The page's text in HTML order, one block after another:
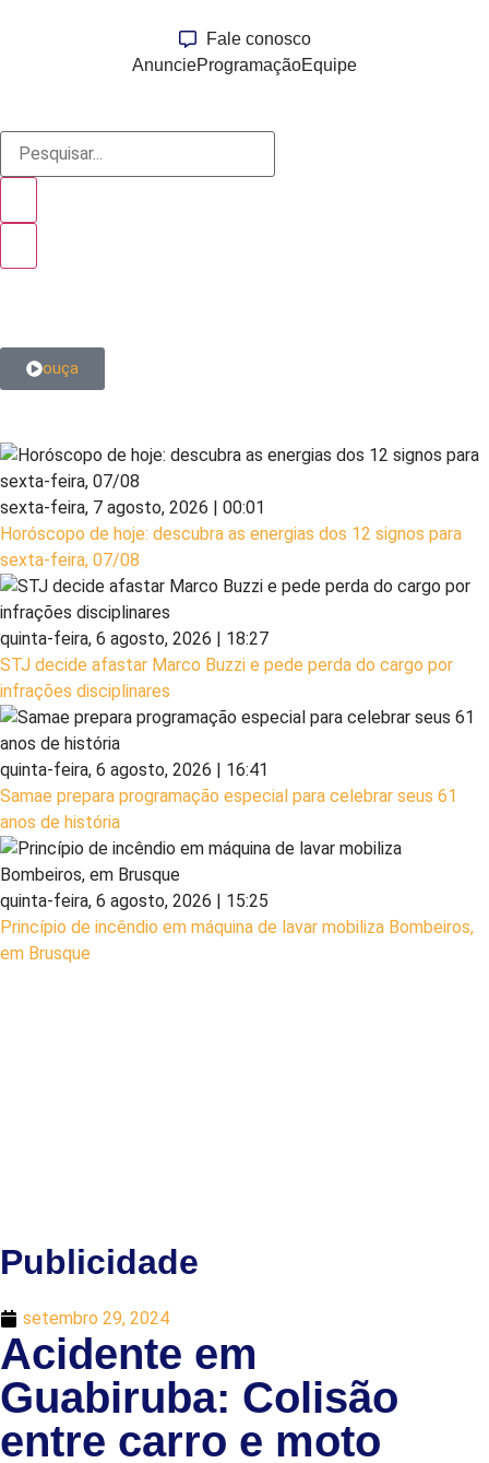
Fale conosco
AnuncieProgramaçãoEquipe
ouça
sexta-feira, 7 agosto, 2026 | 00:01
Horóscopo de hoje: descubra as energias dos 12 signos para
sexta-feira, 07/08
quinta-feira, 6 agosto, 2026 | 18:27
STJ decide afastar Marco Buzzi e pede perda do cargo por
infrações disciplinares
quinta-feira, 6 agosto, 2026 | 16:41
Samae prepara programação especial para celebrar seus 61
anos de história
quinta-feira, 6 agosto, 2026 | 15:25
Princípio de incêndio em máquina de lavar mobiliza Bombeiros,
em Brusque
Publicidade
setembro 29, 2024
Acidente em
Guabiruba: Colisão
entre carro e moto